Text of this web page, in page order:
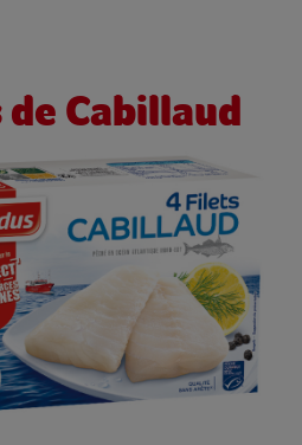
Cabillaud